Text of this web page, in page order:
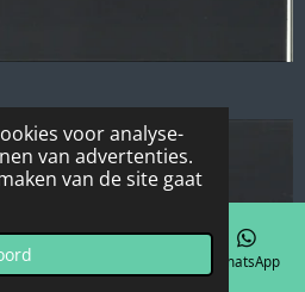
voor analyse-
van advertenties.
van de site gaat
WhatsApp